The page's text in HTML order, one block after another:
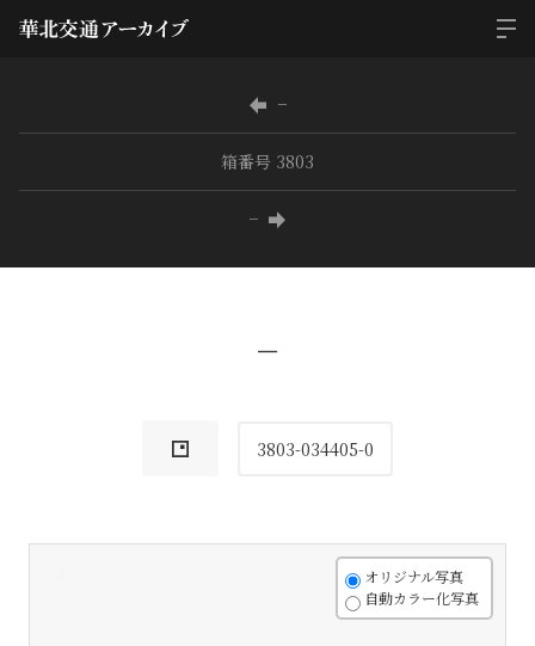
−
箱番号 3803
−
−
3803-034405-0
オリジナル写真
自動カラー化写真